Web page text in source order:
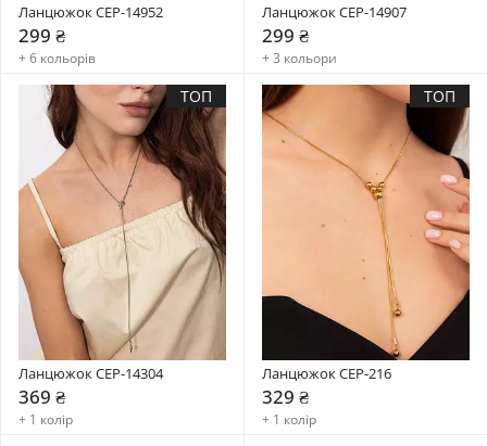
Ланцюжок CEP-14952
299 ₴
+ 6 кольорів
Ланцюжок CEP-14907
299 ₴
+ 3 кольори
ТОП
Ланцюжок CEP-14304
369 ₴
+ 1 колір
ТОП
Ланцюжок CEP-216
329 ₴
+ 1 колір